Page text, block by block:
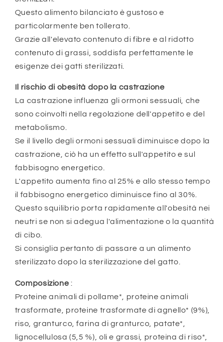
Questo alimento bilanciato è gustoso e
particolarmente ben tollerato.
Grazie all'elevato contenuto di fibre e al ridotto
contenuto di grassi, soddisfa perfettamente le
esigenze dei gatti sterilizzati.
Il rischio di obesità dopo la castrazione
La castrazione influenza gli ormoni sessuali, che
sono coinvolti nella regolazione dell'appetito e del
metabolismo.
Se il livello degli ormoni sessuali diminuisce dopo la
castrazione, ciò ha un effetto sull'appetito e sul
fabbisogno energetico.
L'appetito aumenta fino al 25% e allo stesso tempo
il fabbisogno energetico diminuisce fino al 30%.
Questo squilibrio porta rapidamente all'obesità nei
neutri se non si adegua l'alimentazione o la quantità
di cibo.
Si consiglia pertanto di passare a un alimento
sterilizzato dopo la sterilizzazione del gatto.
Composizione:
Proteine animali di pollame*, proteine animali
trasformate, proteine trasformate di agnello* (9%),
riso, granturco, farina di granturco, patate*,
lignocellulosa (5,5 %), oli e grassi, proteina di riso*,